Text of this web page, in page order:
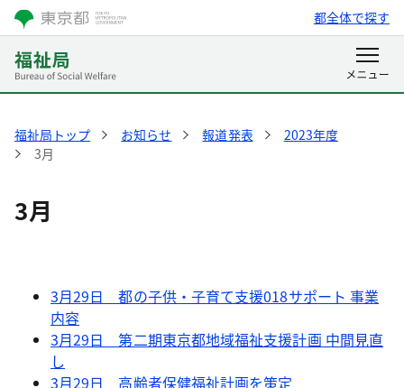
都全体で探す
福祉局トップ お知らせ 報道発表
2023年度
3月
3月
3月29日 都の子供・子育て支援018サポート 事業
内容
3月29日 第二期東京都地域福祉支援計画 中間見直
し
3月29日 高齢者保健福祉計画を策定